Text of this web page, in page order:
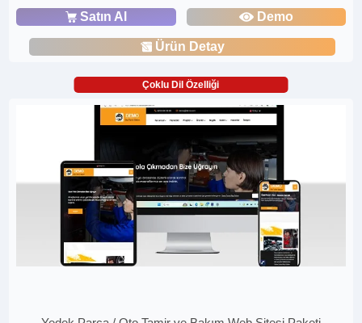
Satın Al Demo
Ürün Detay
Çoklu Dil Özelliği